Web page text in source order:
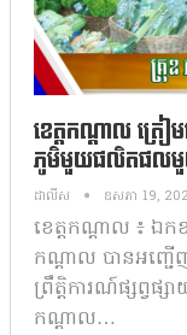
ខេត្តកណ្ដាល ត្រៀ
ភូមិមួយផលិតផលមួ
ដាលីស ឧសភា 19,
ខេត្តកណ្តាល ៖ ឯក
កណ្ដាល បានអញ្ជើ
ព្រឹត្តិការណ៍ផ្សព្វ
កណ្តាល…